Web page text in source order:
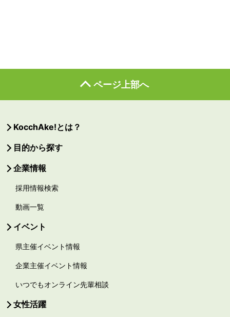
ページ上部へ
KocchAke!とは？
目的から探す
企業情報
採用情報検索
動画一覧
イベント
県主催イベント情報
企業主催イベント情報
いつでもオンライン先輩相談
女性活躍